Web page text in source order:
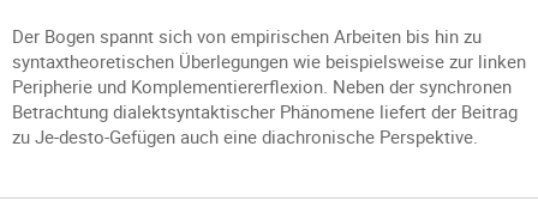
Der Bogen spannt sich von empirischen Arbeiten bis hin zu
syntaxtheoretischen Überlegungen wie beispielsweise zur linken
Peripherie und Komplementiererflexion. Neben der synchronen
Betrachtung dialektsyntaktischer Phänomene liefert der Beitrag
zu Je-desto-Gefügen auch eine diachronische Perspektive.